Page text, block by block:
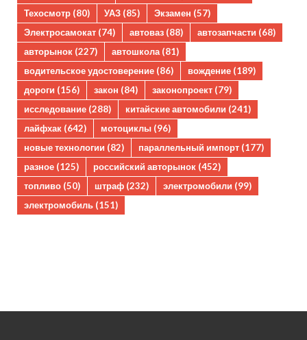
Техосмотр (80) УАЗ (85) Экзамен (57)
Электросамокат (74) автоваз (88) автозапчасти (68)
авторынок (227) автошкола(81)
водительское удостоверение (86) вождение (189)
дороги (156) закон (84) законопроект (79)
исследование (288) китайские автомобили (241)
лайфхак (642) мотоциклы (96)
новые технологии (82) параллельный импорт (177)
разное (125) российский авторынок (452)
топливо (50) штраф (232) электромобили (99)
электромобиль (151)